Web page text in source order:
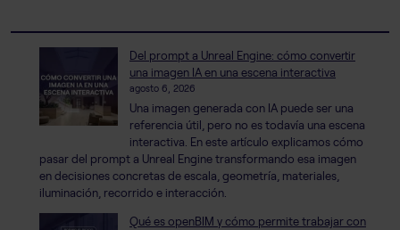
Del prompt a Unreal Engine: cómo convertir
una imagen IA en una escena interactiva
agosto 6, 2026
Una imagen generada con IA puede ser una
referencia útil, pero no es todavía una escena
interactiva. En este artículo explicamos cómo
pasar del prompt a Unreal Engine transformando esa imagen
en decisiones concretas de escala, geometría, materiales,
iluminación, recorrido e interacción.
Qué es openBIM y cómo permite trabajar con